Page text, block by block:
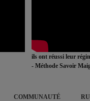
ils ont réussi leur
- Méthode Savoir
COMMUNAUTÉ